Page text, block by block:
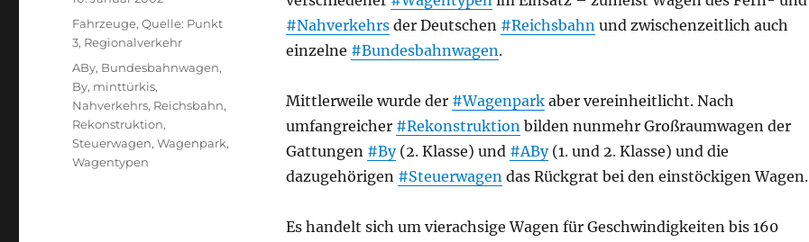
#Nahverkehrsder Deutschen #Reichsbahnund zwischenzeitlich auch
einzelne #Bundesbahnwagen.
Mittlerweile wurde der #Wagenparkaber vereinheitlicht. Nach
umfangreicher #Rekonstruktionbilden nunmehr Großraumwagen der
Gattungen #By(2. Klasse) und #ABy(1. und 2. Klasse) und die
dazugehörigen #Steuerwagendas Rückgrat bei den einstöckigen Wagen.
Es handelt sich um vierachsige Wagen für Geschwindigkeiten bis 160
am
Kategorien
Fahrzeuge,Quelle: Punkt
3, Regionalverkehr
Schlagwörter
ABy, Bundesbahnwagen,
By, minttürkis,
Nahverkehrs, Reichsbahn,
Rekonstruktion,
Steuerwagen,Wagenpark,
Wagentypen